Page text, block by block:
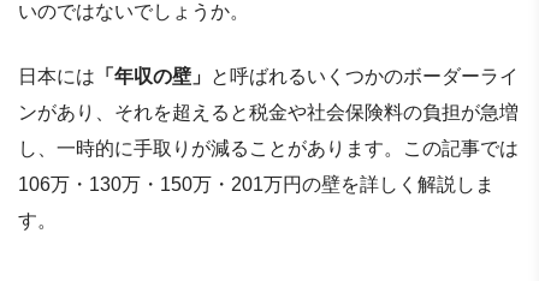
いのではないでしょうか。
日本には 「年収の壁」 と呼ばれるいくつかのボーダーライ
ンがあり、それを超えると税金や社会保険料の負担が急増
し、一時的に手取りが減ることがあります。この記事では
106万・130万・150万・201万円の壁を詳しく解説しま
す。